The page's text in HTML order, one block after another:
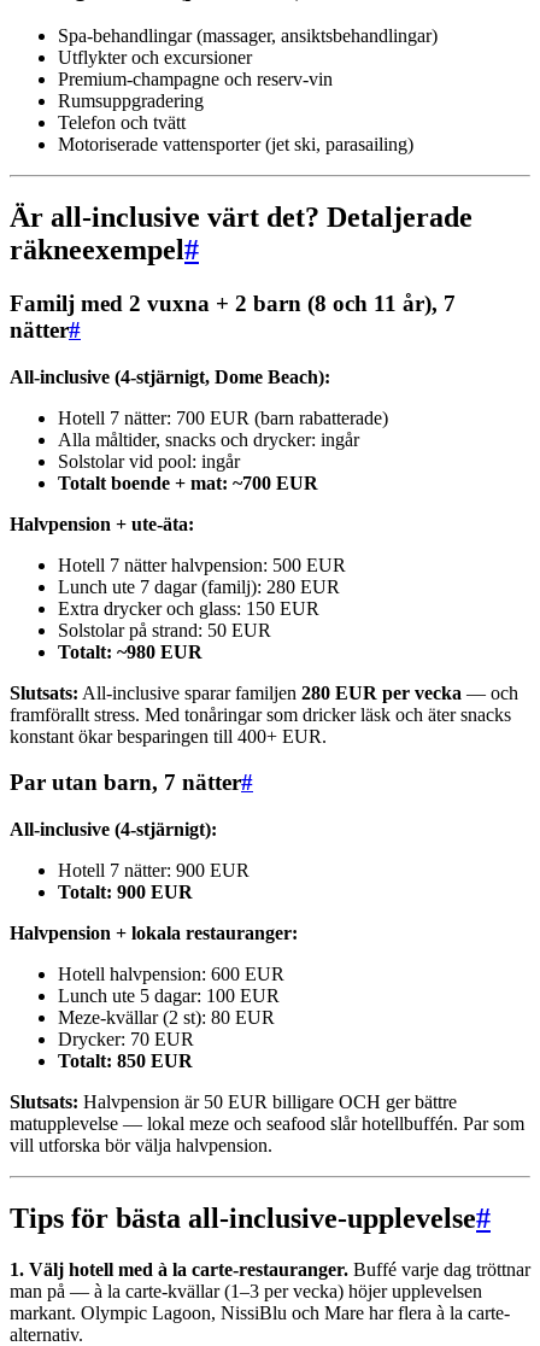
Spa-behandlingar (massager, ansiktsbehandlingar)
Utflykter och excursioner
Premium-champagne och reserv-vin
Rumsuppgradering
Telefon och tvätt
Motoriserade vattensporter (jet ski, parasailing)
Är all-inclusive värt det? Detaljerade
räkneexempel#
Familj med 2 vuxna + 2 barn (8 och 11 år), 7
nätter#
All-inclusive (4-stjärnigt, Dome Beach):
Hotell 7 nätter: 700 EUR (barn rabatterade)
Alla måltider, snacks och drycker: ingår
Solstolar vid pool: ingår
Totalt boende + mat: ~700 EUR
Halvpension + ute-äta:
Hotell 7 nätter halvpension: 500 EUR
Lunch ute 7 dagar (familj): 280 EUR
Extra drycker och glass: 150 EUR
Solstolar på strand: 50 EUR
Totalt: ~980 EUR
Slutsats: All-inclusive sparar familjen 280 EUR per vecka — och
framförallt stress. Med tonåringar som dricker läsk och äter snacks
konstant ökar besparingen till 400+ EUR.
Par utan barn, 7 nätter#
All-inclusive (4-stjärnigt):
Hotell 7 nätter: 900 EUR
Totalt: 900 EUR
Halvpension + lokala restauranger:
Hotell halvpension: 600 EUR
Lunch ute 5 dagar: 100 EUR
Meze-kvällar (2 st): 80 EUR
Drycker: 70 EUR
Totalt: 850 EUR
Slutsats: Halvpension är 50 EUR billigare OCH ger bättre
matupplevelse — lokal meze och seafood slår hotellbuffén. Par som
vill utforska bör välja halvpension.
Tips för bästa all-inclusive-upplevelse#
1. Välj hotell med à la carte-restauranger. Buffé varje dag tröttnar
man på — à la carte-kvällar (1–3 per vecka) höjer upplevelsen
markant. Olympic Lagoon, NissiBlu och Mare har flera à la carte-
alternativ.